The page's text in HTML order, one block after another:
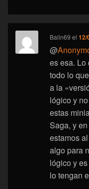
Balin69 el12/
@
es esa. Lo
todo lo
a la
lógico y
estas
Saga, y
estamos
algo para
lógico y
lo tengan